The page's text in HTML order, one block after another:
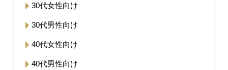
30代女性向け
30代男性向け
40代女性向け
40代男性向け